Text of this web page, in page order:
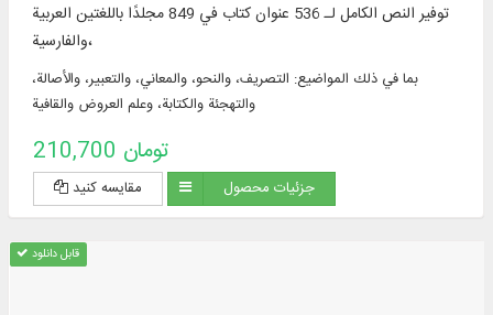
توفير النص الكامل لـ 536 عنوان كتاب في 849 مجلدًا باللغتين العربية
والفارسية،
بما في ذلك المواضيع: التصريف، والنحو، والمعاني، والتعبير، والأصالة،
والتهجئة والكتابة، وعلم العروض والقافية
210,700 تومان
مقایسه کنید جزئیات محصول
قابل دانلود